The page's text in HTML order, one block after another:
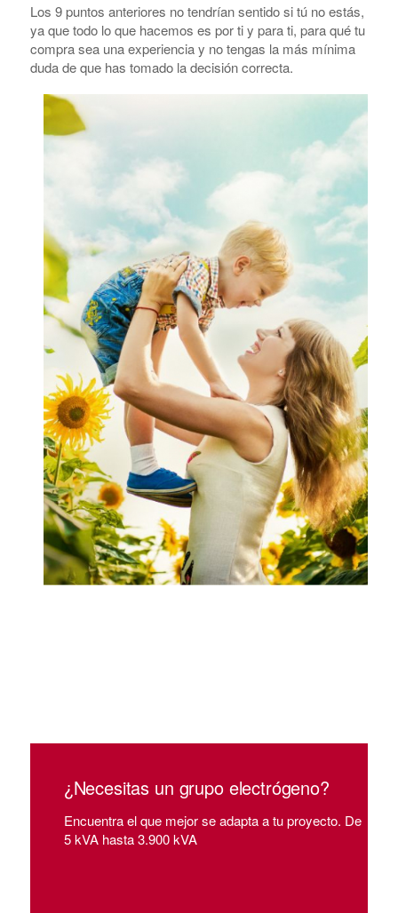
Los 9 puntos anteriores no tendrían sentido si tú no estás,
ya que todo lo que hacemos es por ti y para ti, para qué tu
compra sea una experiencia y no tengas la más mínima
duda de que has tomado la decisión correcta.
¿Necesitas un grupo electrógeno?
Encuentra el que mejor se adapta a tu proyecto. De
5 kVA hasta 3.900 kVA